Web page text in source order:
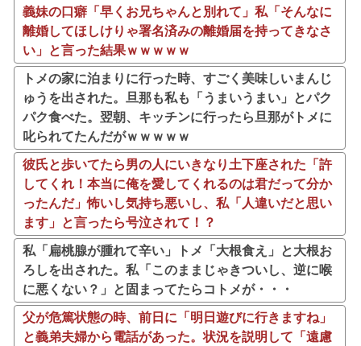
義妹の口癖「早くお兄ちゃんと別れて」私「そんなに
離婚してほしけりゃ署名済みの離婚届を持ってきなさ
い」と言った結果ｗｗｗｗｗ
トメの家に泊まりに行った時、すごく美味しいまんじ
ゅうを出された。旦那も私も「うまいうまい」とパク
パク食べた。翌朝、キッチンに行ったら旦那がトメに
叱られてたんだがｗｗｗｗｗ
彼氏と歩いてたら男の人にいきなり土下座された「許
してくれ！本当に俺を愛してくれるのは君だって分か
ったんだ」怖いし気持ち悪いし、私「人違いだと思い
ます」と言ったら号泣されて！？
私「扁桃腺が腫れて辛い」トメ「大根食え」と大根お
ろしを出された。私「このままじゃきついし、逆に喉
に悪くない？」と固まってたらコトメが・・・
父が危篤状態の時、前日に「明日遊びに行きますね」
と義弟夫婦から電話があった。状況を説明して「遠慮